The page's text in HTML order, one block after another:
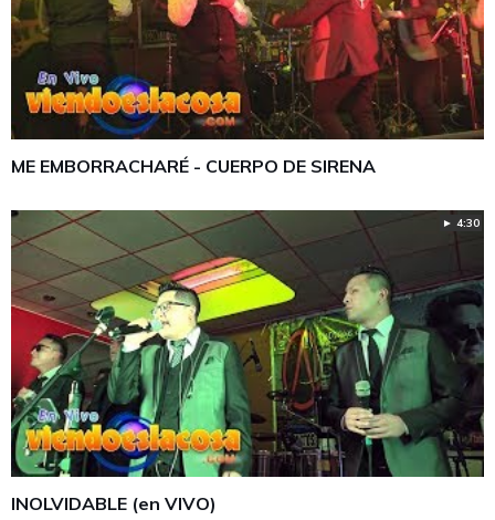
ME EMBORRACHARÉ - CUERPO DE SIRENA
► 4:30
INOLVIDABLE (en VIVO)